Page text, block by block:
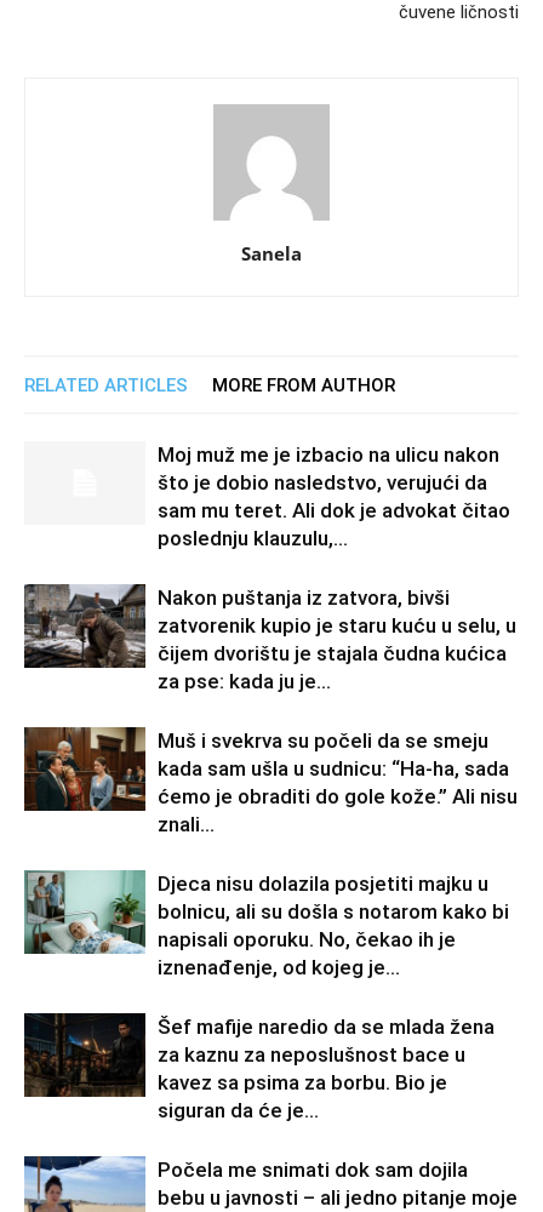
čuvene ličnosti
Sanela
RELATED ARTICLES MORE FROM AUTHOR
Moj muž me je izbacio na ulicu nakon
što je dobio nasledstvo, verujući da
sam mu teret. Ali dok je advokat čitao
poslednju klauzulu,...
Nakon puštanja iz zatvora, bivši
zatvorenik kupio je staru kuću u selu, u
čijem dvorištu je stajala čudna kućica
za pse: kada ju je...
Muš i svekrva su počeli da se smeju
kada sam ušla u sudnicu: “Ha-ha, sada
ćemo je obraditi do gole kože.” Ali nisu
znali...
Djeca nisu dolazila posjetiti majku u
bolnicu, ali su došla s notarom kako bi
napisali oporuku. No, čekao ih je
iznenađenje, od kojeg je...
Šef mafije naredio da se mlada žena
za kaznu za neposlušnost bace u
kavez sa psima za borbu. Bio je
siguran da će je...
Počela me snimati dok sam dojila
bebu u javnosti – ali jedno pitanje moje